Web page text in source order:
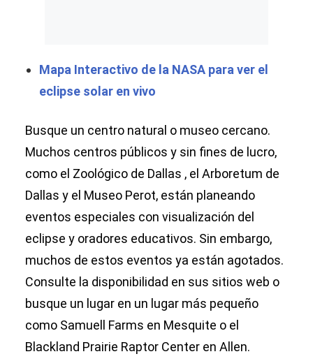
Mapa Interactivo de la NASA para ver el
eclipse solar en vivo
Busque un centro natural o museo cercano.
Muchos centros públicos y sin fines de lucro,
como el Zoológico de Dallas , el Arboretum de
Dallas y el Museo Perot, están planeando
eventos especiales con visualización del
eclipse y oradores educativos. Sin embargo,
muchos de estos eventos ya están agotados.
Consulte la disponibilidad en sus sitios web o
busque un lugar en un lugar más pequeño
como Samuell Farms en Mesquite o el
Blackland Prairie Raptor Center en Allen.